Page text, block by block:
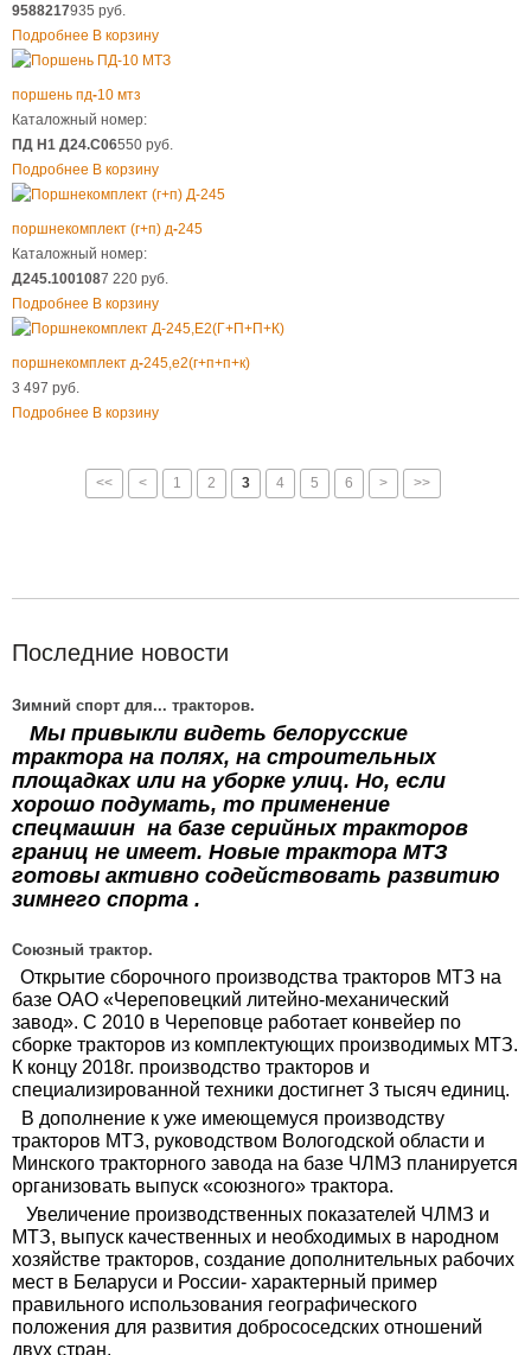
9588217935 руб.
Подробнее В корзину
поршень пд-10 мтз
Каталожный номер:
ПД Н1 Д24.С06550 руб.
Подробнее В корзину
поршнекомплект (г+п) д-245
Каталожный номер:
Д245.1001087 220 руб.
Подробнее В корзину
поршнекомплект д-245,е2(г+п+п+к)
3 497 руб.
Подробнее В корзину
<< < 1 2 3 4 5 6 > >>
Последние новости
Зимний спорт для... тракторов.
Мы привыкли видеть белорусские
трактора на полях, на строительных
площадках или на уборке улиц. Но, если
хорошо подумать, то применение
спецмашин на базе серийных тракторов
границ не имеет. Новые трактора МТЗ
готовы активно содействовать развитию
зимнего спорта .
Союзный трактор.
Открытие сборочного производства тракторов МТЗ на
базе ОАО «Череповецкий литейно-механический
завод». С 2010 в Череповце работает конвейер по
сборке тракторов из комплектующих производимых МТЗ.
К концу 2018г. производство тракторов и
специализированной техники достигнет 3 тысяч единиц.
В дополнение к уже имеющемуся производству
тракторов МТЗ, руководством Вологодской области и
Минского тракторного завода на базе ЧЛМЗ планируется
организовать выпуск «союзного» трактора.
Увеличение производственных показателей ЧЛМЗ и
МТЗ, выпуск качественных и необходимых в народном
хозяйстве тракторов, создание дополнительных рабочих
мест в Беларуси и России- характерный пример
правильного использования географического
положения для развития добрососедских отношений
двух стран.